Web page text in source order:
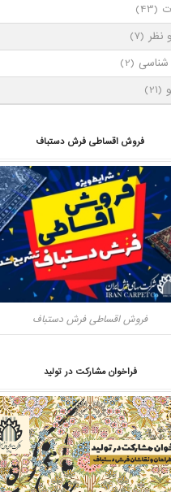
(43)
نظر (7)
شناسی (2)
(21)
فروش اقساطی فرش دستباف
فروش اقساطی فرش دستباف
فراخوان مشارکت در تولید